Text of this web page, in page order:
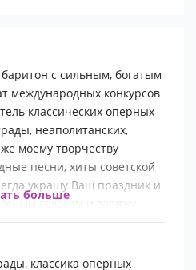
с сильным, богатым
международных конкурсов
классических оперных
неаполитанских,
моему творчеству
песни, хиты советской
украшу Ваш праздник и
голосом и заряжу
больше
классика оперных